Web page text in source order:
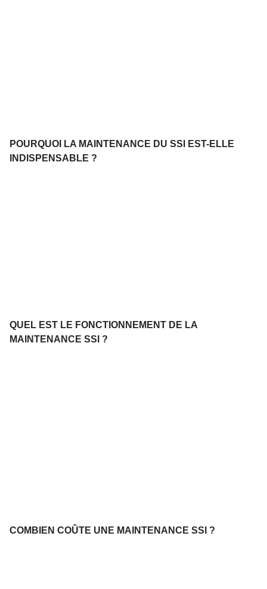
POURQUOI LA MAINTENANCE DU SSI EST-ELLE
INDISPENSABLE ?
QUEL EST LE FONCTIONNEMENT DE LA
MAINTENANCE SSI ?
COMBIEN COÛTE UNE MAINTENANCE SSI ?